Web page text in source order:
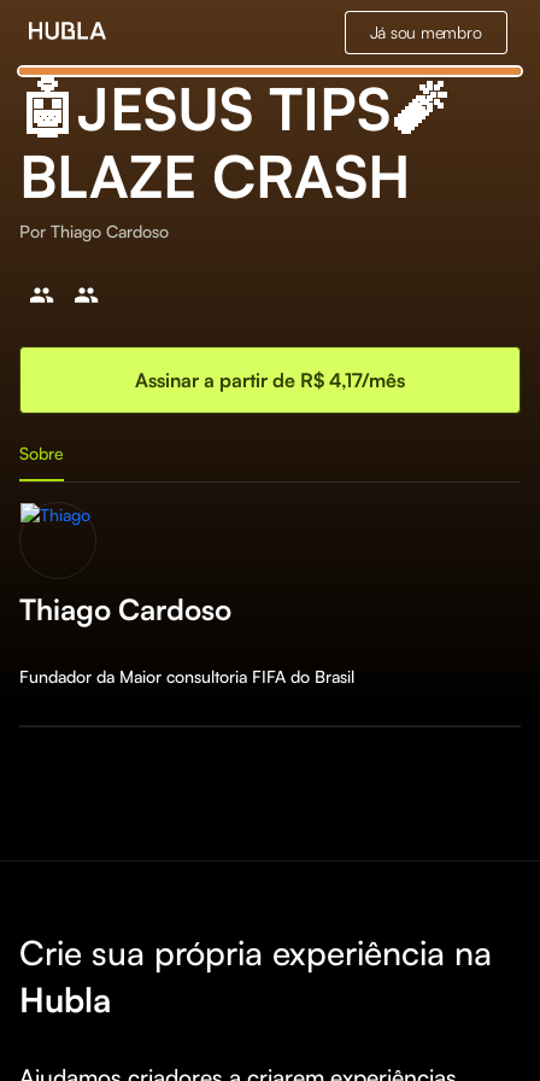
Já sou membro
🤖JESUS TIPS🧨
BLAZE CRASH
Por Thiago Cardoso
Assinar a partir de R$ 4,17/mês
Sobre
Thiago Cardoso
Fundador da Maior consultoria FIFA do Brasil
Crie sua própria experiência na
Hubla